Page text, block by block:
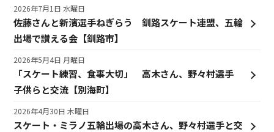
佐藤さんと新濱選手ねぎらう 釧路スケート連盟、五輪
出場で讃える会【釧路市】
2026年7月1日 水曜日
「スケート練習、食事大切」 高木さん、野々村選手
子供らと交流【別海町】
2026年5月4日 月曜日
スケート・ミラノ五輪出場の高木さん、野々村選手と交
2026年4月30日 木曜日